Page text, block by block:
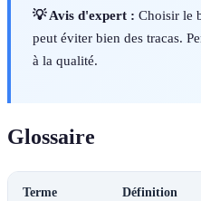
💡 Avis d'expert : Choisir le
peut éviter bien des tracas.
à la qualité.
Glossaire
Terme Définition